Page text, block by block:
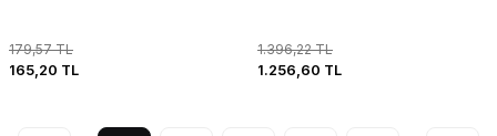
179,57 TL
165,20 TL
1.396,22 TL
1.256,60 TL